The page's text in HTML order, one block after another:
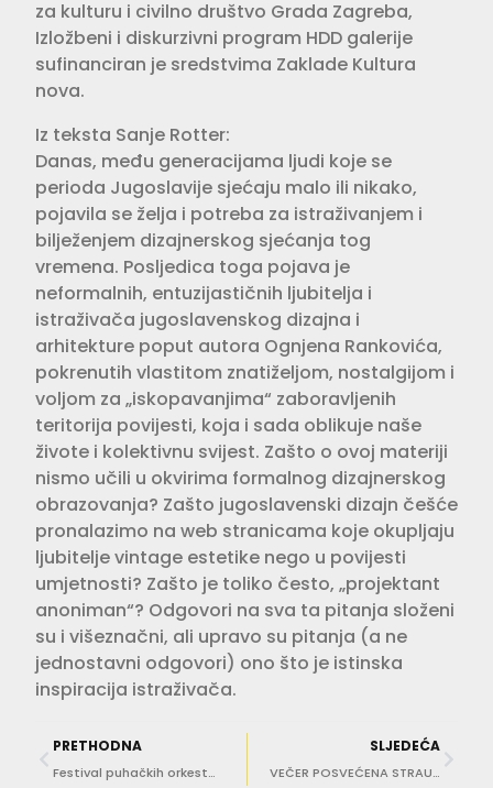
za kulturu i civilno društvo Grada Zagreba,
Izložbeni i diskurzivni program HDD galerije
sufinanciran je sredstvima Zaklade Kultura
nova.
Iz teksta Sanje Rotter:
Danas, među generacijama ljudi koje se
perioda Jugoslavije sjećaju malo ili nikako,
pojavila se želja i potreba za istraživanjem i
bilježenjem dizajnerskog sjećanja tog
vremena. Posljedica toga pojava je
neformalnih, entuzijastičnih ljubitelja i
istraživača jugoslavenskog dizajna i
arhitekture poput autora Ognjena Rankovića,
pokrenutih vlastitom znatiželjom, nostalgijom i
voljom za „iskopavanjima“ zaboravljenih
teritorija povijesti, koja i sada oblikuje naše
živote i kolektivnu svijest. Zašto o ovoj materiji
nismo učili u okvirima formalnog dizajnerskog
obrazovanja? Zašto jugoslavenski dizajn češće
pronalazimo na web stranicama koje okupljaju
ljubitelje vintage estetike nego u povijesti
umjetnosti? Zašto je toliko često, „projektant
anoniman“? Odgovori na sva ta pitanja složeni
su i višeznačni, ali upravo su pitanja (a ne
jednostavni odgovori) ono što je istinska
inspiracija istraživača.
PRETHODNA
Festival puhačkih orkestara ovu subotu u Stonu
SLJEDEĆA
VEČER POSVEĆENA STRAUSSU Gala koncert u Kneževom dvoru oduševio publiku